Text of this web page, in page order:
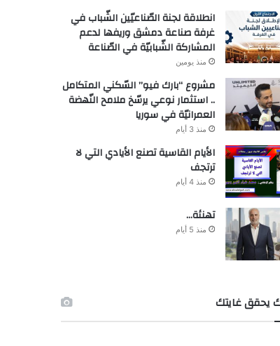
انطلاقة لجنة الصّناعيّين الشّباب في
غرفة صناعة دمشق وريفها لدعم
المشاركة الشّبابيّة في الصّناعة
منذ يومين
مشروع “بارك فيو” السّكني المتكامل
.. استثمار نوعي يرسّخ ملامح النّهضة
العمرانيّة في سوريا
منذ 3 أيام
الأيام القاسية تصنع الأيادي التي لا
ترتجف
منذ 4 أيام
تهنئة…
منذ 5 أيام
يحقق غايتك